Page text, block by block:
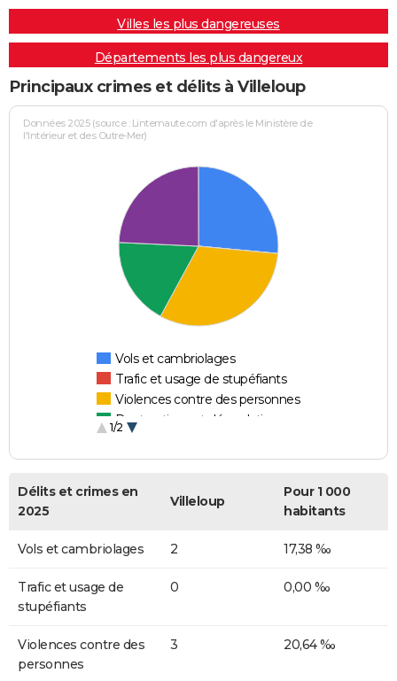
Villes les plus dangereuses
Départements les plus dangereux
Principaux crimes et délits à Villeloup
Données 2025 (source : Linternaute.com d'après le Ministère de
l'Intérieur et des Outre-Mer)
Vols et cambriolages
Trafic et usage de stupéfiants
Violences contre des personnes
Destructions et dégradations
1/2
Délits et crimes en
2025
Villeloup
Pour 1 000
habitants
Vols et cambriolages 2 17,38 ‰
Trafic et usage de
stupéfiants
0 0,00 ‰
Violences contre des
personnes
3 20,64 ‰